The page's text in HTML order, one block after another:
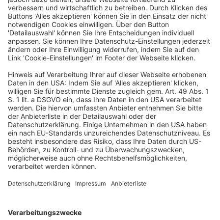
(19/26800) auf eine Kleine Anfrage der FDP (19/26377)
hervor. Das Entwicklungs-Vorhaben trägt den Namen
„KONSENS“ (Koordinierte neue Software-Entwicklung
der Steuerverwaltung) und startete im Jahr 2007.
Bei der für 2021 geplanten Evaluierung solle überprüft
Abstimmungsregeln zur Beschleunigung bei der
Verfahrenserstellung bewährt haben, heißt es in der
Antwort.
Das bisher von Bund und Ländern investierte
Gesamtvolumen für das Projekt gibt die
Bundesregierung mit 1,375 Mrd. Euro an.
(Quelle: hib-Meldung Nr. 257/2021 vom 1.3.2021)